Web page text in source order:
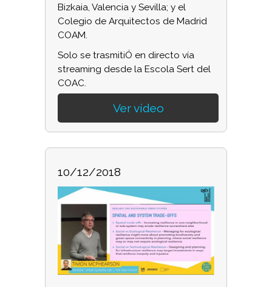
Bizkaia, Valencia y Sevilla; y el
Colegio de Arquitectos de Madrid
COAM.
Solo se trasmitiÓ en directo vía
streaming desde la Escola Sert del
COAC.
Ver vídeo
10/12/2018